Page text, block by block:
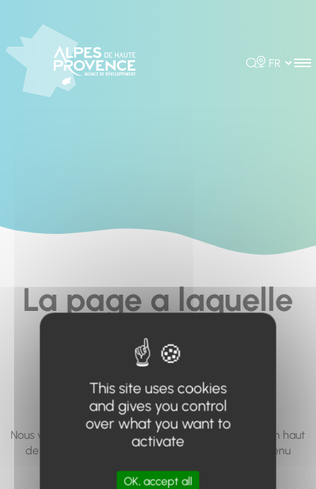
Rechercher
Choisir la
La page a laquelle
vous cherchez à
accéder n'existe
pas... ou plus.
Nous vous invitons à utiliser le moteur de recherche en haut
de page, ou à utiliser le menu pour trouver le contenu
This site uses cookies
and gives you control
over what you want to
activate
OK, accept all